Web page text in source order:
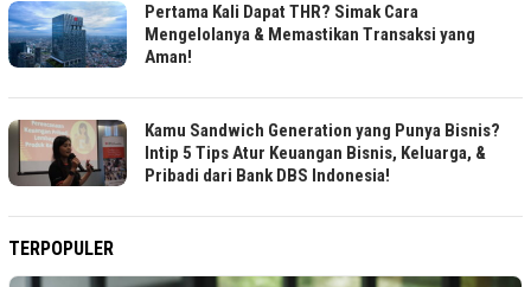
Pertama Kali Dapat THR? Simak Cara
Mengelolanya & Memastikan Transaksi yang
Aman!
Kamu Sandwich Generation yang Punya Bisnis?
Intip 5 Tips Atur Keuangan Bisnis, Keluarga, &
Pribadi dari Bank DBS Indonesia!
TERPOPULER